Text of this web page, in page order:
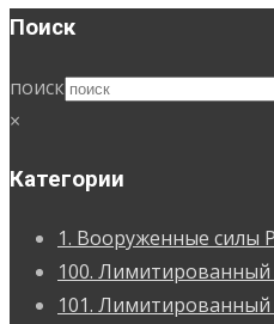
Поиск
поиск
×
Категории
1. Вооруженные силы
100. Лимитированный
101. Лимитированный